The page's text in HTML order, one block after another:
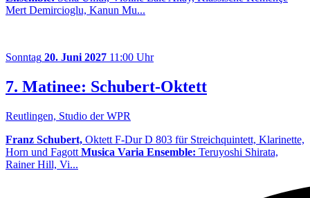
Mert Demircioglu, Kanun Mu...
Sonntag 20. Juni 2027 11:00 Uhr
7. Matinee: Schubert-Oktett
Reutlingen, Studio der WPR
Franz Schubert, Oktett F-Dur D 803 für Streichquintett, Klarinette,
Horn und Fagott Musica Varia Ensemble: Teruyoshi Shirata,
Rainer Hill, Vi...